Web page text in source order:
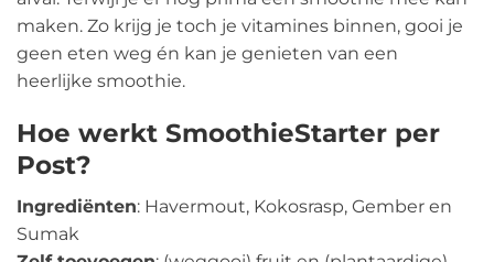
maken. Zo krijg je toch je vitamines binnen, gooi je
geen eten weg én kan je genieten van een
heerlijke smoothie.
Hoe werkt SmoothieStarter per
Post?
Ingrediënten: Havermout, Kokosrasp, Gember en
Sumak